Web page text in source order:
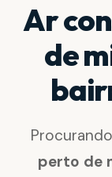
Ar
de
Procurando
perto de